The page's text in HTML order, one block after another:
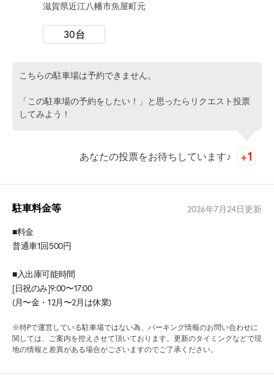
滋賀県近江八幡市魚屋町元
30台
こちらの駐車場は予約できません。
「この駐車場の予約をしたい！」と思ったらリクエスト投票
してみよう！
あなたの投票をお待ちしています♪
駐車料金等 2026年7月24日更新
■料金
普通車1回500円
■入出庫可能時間
[日祝のみ]9:00〜17:00
(月〜金・12月〜2月は休業)
※特Pで運営している駐車場ではない為、パーキング情報のお問い合わせに
関しては、ご案内を控えさせて頂いております。更新のタイミングなどで現
地の情報と差異がある場合がございますのでご了承ください。